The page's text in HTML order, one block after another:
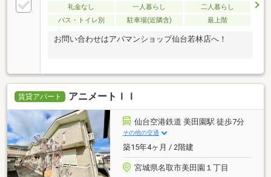
礼金なし 一人暮らし
二人暮らし
バス・トイレ別
駐車場(近隣含) 最上階
お問い合わせはアパマンショップ仙台若林店へ！
賃貸アパート アニメートＩＩ
仙台空港鉄道 美田園駅 徒歩7分
その他の交通
築15年4ヶ月 / 2階建
宮城県名取市美田園１丁目